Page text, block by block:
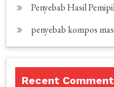
Penyebab Hasil
penyebab kompos
Recent